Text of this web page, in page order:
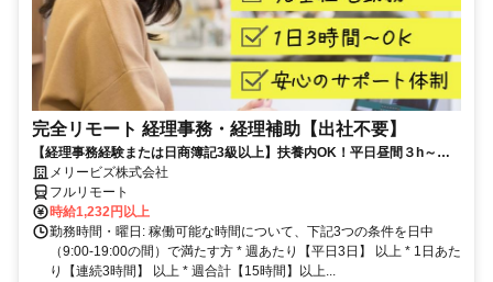
完全リモート 経理事務・経理補助【出社不要】
【経理事務経験または日商簿記3級以上】扶養内OK！平日昼間３h～。
完全在宅で育児・介護中の方も大歓迎♪
メリービズ株式会社
フルリモート
時給1,232円以上
勤務時間・曜日: 稼働可能な時間について、下記3つの条件を日中
（9:00-19:00の間）で満たす方 * 週あたり【平日3日】 以上 * 1日あた
り【連続3時間】 以上 * 週合計【15時間】以上...